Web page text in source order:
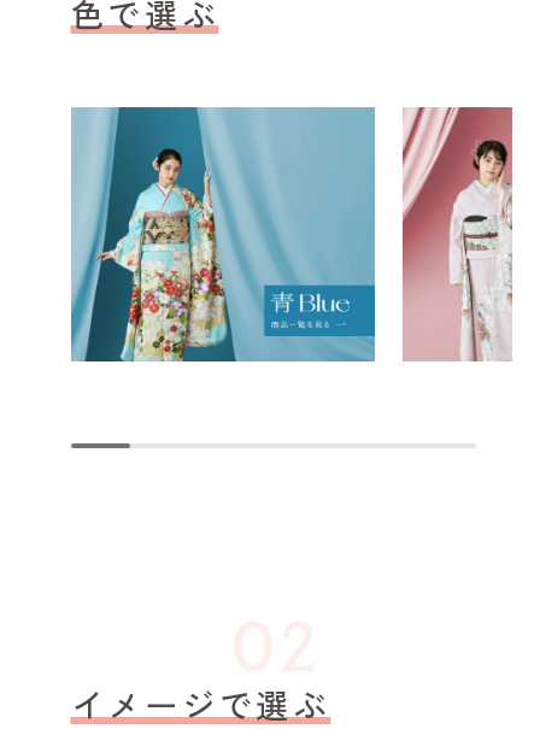
色で選ぶ
イメージで選ぶ